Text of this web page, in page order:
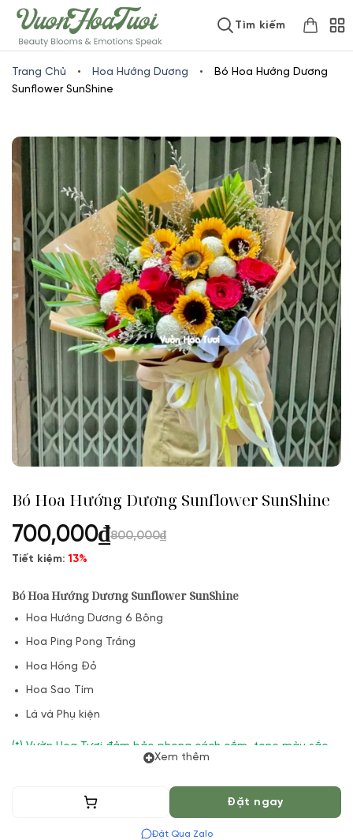
www.vuonhoatuoi.vnSkip
to
content
Tìm kiếm
Trang Chủ • Hoa Hướng Dương •
Bó Hoa Hướng Dương
Sunflower SunShine
Bó Hoa Hướng Dương Sunflower SunShine
700,000₫800,000₫
Tiết kiệm:13%
Bó Hoa Hướng Dương Sunflower SunShine
Hoa Hướng Dương 6 Bông
Hoa Ping Pong Trắng
Hoa Hồng Đỏ
Hoa Sao Tím
Lá và Phụ kiện
(*) Vườn Hoa Tươi đảm bảo phong cách cắm, tone màu sắc.
Nếu có thay đổi về Hoa phụ và thời gian giao sẽ được thông
Xem thêm
Thêm vào giỏ Đặt ngay
Đặt Qua Zalo